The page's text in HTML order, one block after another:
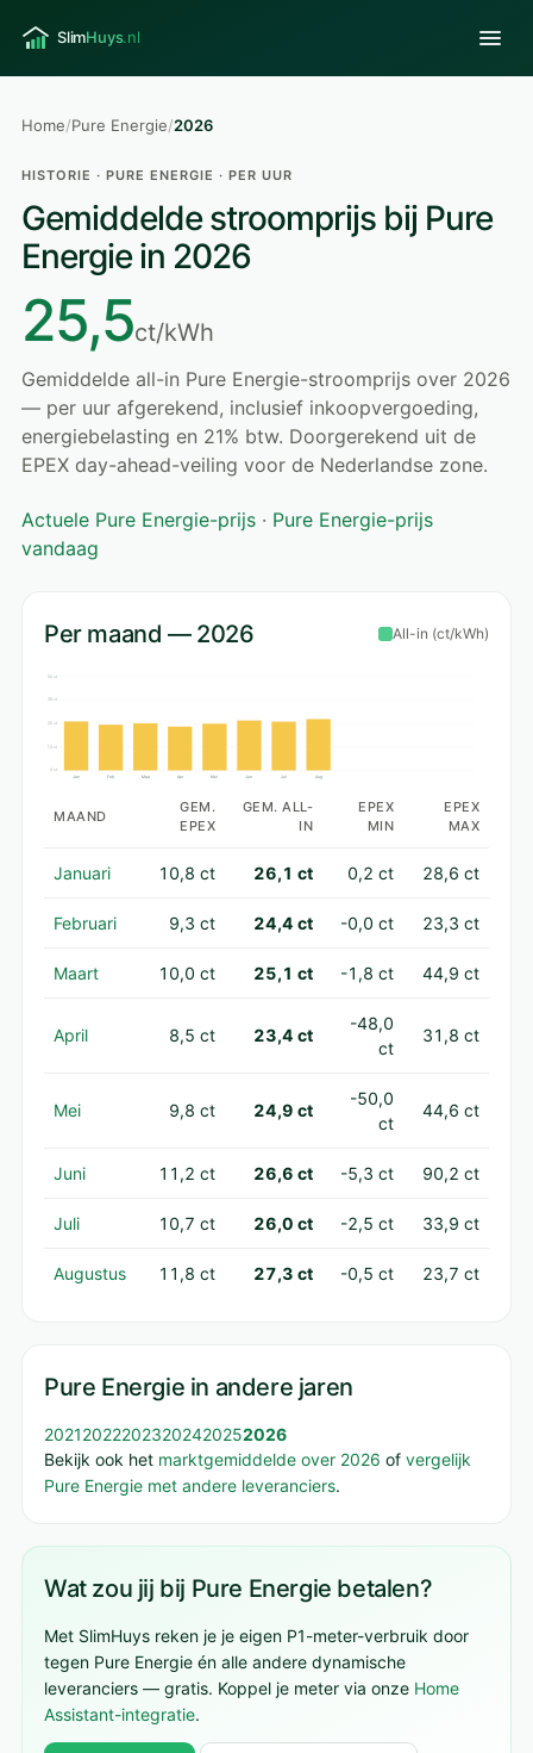
Home/Pure Energie/2026
HISTORIE · PURE ENERGIE · PER UUR
Gemiddelde stroomprijs bij Pure
Energie in 2026
25,5ct/kWh
Gemiddelde all-in Pure Energie-stroomprijs over 2026
— per uur afgerekend, inclusief inkoopvergoeding,
energiebelasting en 21% btw. Doorgerekend uit de
EPEX day-ahead-veiling voor de Nederlandse zone.
Actuele Pure Energie-prijs · Pure Energie-prijs
vandaag
Per maand — 2026 All-in (ct/kWh)
50 ct
38 ct
25 ct
13 ct
0 ct
Jan Feb Maa Apr Mei Jun Jul Aug
MAAND
GEM.
EPEX
GEM. ALL-
IN
EPEX
MIN
EPEX
MAX
Januari 10,8 ct 26,1 ct 0,2 ct 28,6 ct
Februari 9,3 ct 24,4 ct -0,0 ct 23,3 ct
Maart 10,0 ct 25,1 ct -1,8 ct 44,9 ct
April 8,5 ct 23,4 ct
-48,0
ct
31,8 ct
Mei 9,8 ct 24,9 ct
-50,0
ct
44,6 ct
Juni 11,2 ct 26,6 ct -5,3 ct 90,2 ct
Juli 10,7 ct 26,0 ct -2,5 ct 33,9 ct
Augustus 11,8 ct 27,3 ct -0,5 ct 23,7 ct
Pure Energie in andere jaren
202120222023202420252026
Bekijk ook het marktgemiddelde over 2026 of vergelijk
Pure Energie met andere leveranciers.
Wat zou jij bij Pure Energie betalen?
Met SlimHuys reken je je eigen P1-meter-verbruik door
tegen Pure Energie én alle andere dynamische
leveranciers — gratis. Koppel je meter via onze Home
Assistant-integratie.